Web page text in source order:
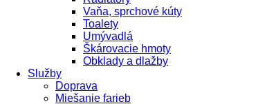
Vaňa, sprchové kúty
Toalety
Umývadlá
Škárovacie hmoty
Obklady a dlažby
Služby
Doprava
Miešanie farieb